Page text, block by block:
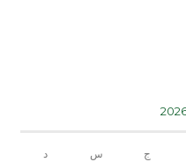
ج س د